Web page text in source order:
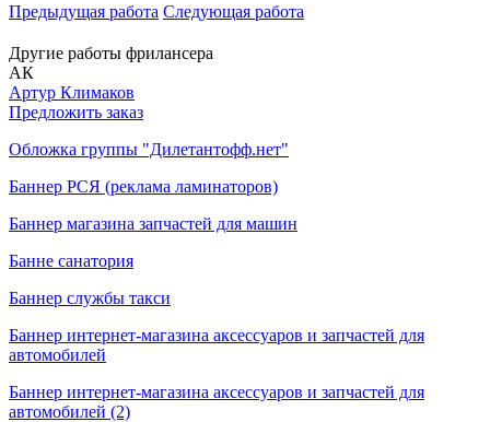
Предыдущая работа Следующая работа
Другие работы фрилансера
АК
Артур Климаков
Предложить заказ
Обложка группы "Дилетантофф.нет"
Баннер РСЯ (реклама ламинаторов)
Баннер магазина запчастей для машин
Банне санатория
Баннер службы такси
Баннер интернет-магазина аксессуаров и запчастей для
автомобилей
Баннер интернет-магазина аксессуаров и запчастей для
автомобилей (2)